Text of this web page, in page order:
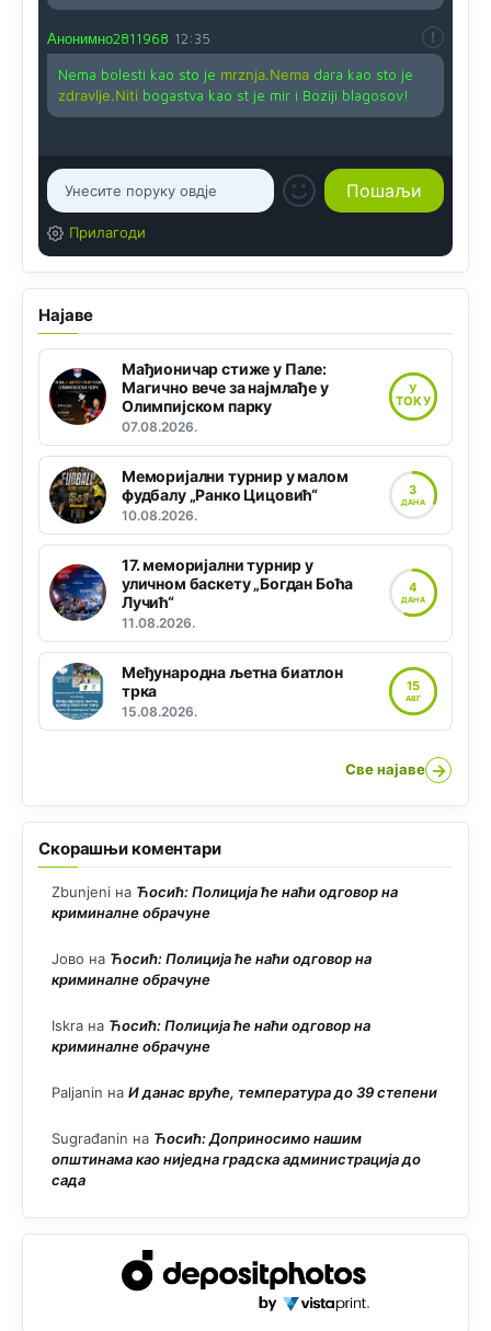
Анонимно2811968 12:35
Nema bolesti kao sto je mrznja.Nemadara kao sto je
zdravlje.Niti bogastva kao st je mir i Boziji blagosov!
Прилагоди
Најаве
Мађионичар стиже у Пале:
Магично вече за најмлађе у
Олимпијском парку
07.08.2026.
У
ТОКУ
Меморијални турнир у малом
фудбалу „Ранко Цицовић“
10.08.2026.
3
ДАНА
17. меморијални турнир у
уличном баскету „Богдан Боћа
Лучић“
11.08.2026.
4
ДАНА
Међународна љетна биатлон
трка
15.08.2026.
15
АВГ
Све најаве →
Скорашњи коментари
Zbunjeni на Ћосић: Полиција ће наћи одговор на
криминалне обрачуне
Јово на Ћосић: Полиција ће наћи одговор на
криминалне обрачуне
Iskra на Ћосић: Полиција ће наћи одговор на
криминалне обрачуне
Paljanin на И данас вруће, температура до 39 степени
Sugrađanin на Ћосић: Доприносимо нашим
општинама као ниједна градска администрација до
сада